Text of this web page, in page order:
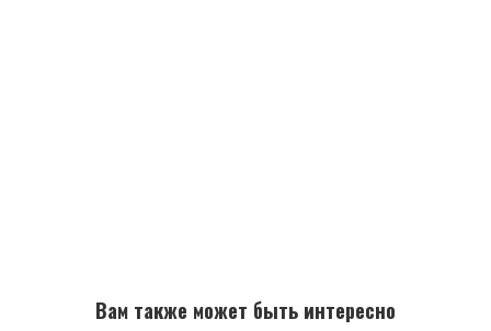
Вам также может быть интересно